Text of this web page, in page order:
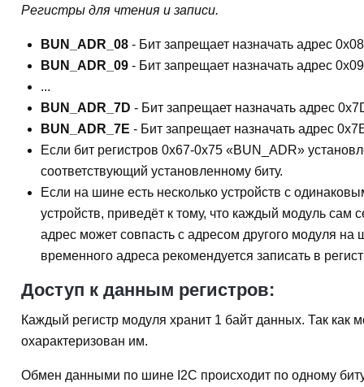
Регистры для чтения и записи.
BUN_ADR_08 - Бит запрещает назначать адрес
BUN_ADR_09 - Бит запрещает назначать адрес
BUN_ADR_7D - Бит запрещает назначать адрес
BUN_ADR_7E - Бит запрещает назначать адрес
Если бит регистров 0x67-0x75 «BUN_ADR»
соответствующий установленному биту.
Если на шине есть несколько устройств с
устройств, приведёт к тому, что каждый модуль
адрес может совпасть с адресом другого модуля
временного адреса рекомендуется записать в
Доступ к данным регистров:
Каждый регистр модуля хранит 1 байт данных. Так как
охарактеризован им.
Обмен данными по шине I2C происходит по одному